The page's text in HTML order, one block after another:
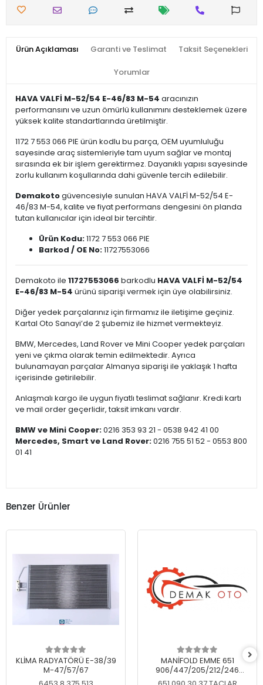
Ürün Açıklaması Garanti ve Teslimat Taksit Seçenekleri
Yorumlar
HAVA VALFİ M-52/54 E-46/83 M-54 aracınızın
performansını ve uzun ömürlü kullanımını desteklemek üzere
yüksek kalite standartlarında üretilmiştir.
1172 7 553 066 PIE ürün kodlu bu parça, OEM uyumluluğu
sayesinde araç sistemleriyle tam uyum sağlar ve montaj
sırasında ek bir işlem gerektirmez. Dayanıklı yapısı sayesinde
zorlu kullanım koşullarında dahi güvenle tercih edilebilir.
Demakotogüvencesiyle sunulan HAVA VALFİ M-52/54 E-
46/83 M-54, kalite ve fiyat performans dengesini ön planda
tutan kullanıcılar için ideal bir tercihtir.
Ürün Kodu:1172 7 553 066 PIE
Barkod / OE No:11727553066
Demakoto ile 11727553066 barkodlu HAVA VALFİ M-52/54
E-46/83 M-54 ürünü siparişi vermek için üye olabilirsiniz.
Diğer yedek parçalarınız için firmamız ile iletişime geçiniz.
Kartal Oto Sanayi’de 2 şubemiz ile hizmet vermekteyiz.
BMW, Mercedes, Land Rover ve Mini Cooper yedek parçaları
yeni ve çıkma olarak temin edilmektedir. Ayrıca
bulunamayan parçalar Almanya siparişi ile yaklaşık 1 hafta
içerisinde getirilebilir.
Anlaşmalı kargo ile uygun fiyatlı teslimat sağlanır. Kredi kartı
ve mail order geçerlidir, taksit imkanı vardır.
BMW ve Mini Cooper:0216 353 93 21 - 0538 942 41 00
Mercedes, Smart ve Land Rover:0216 755 51 52 - 0553 800
01 41
Benzer Ürünler
KLİMA RADYATÖRÜ E-38/39
M-47/57/67
MANİFOLD EMME 651
906/447/205/212/246
KELEBEKSİZ